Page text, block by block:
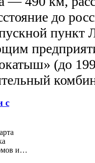
до
пункт
(до
с
и…